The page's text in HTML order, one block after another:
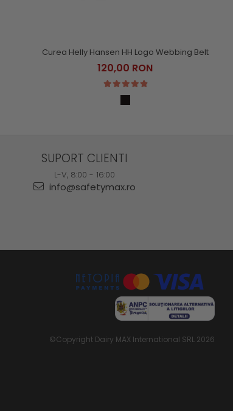
Curea Helly Hansen HH Logo Webbing Belt
120,00 RON
SUPORT CLIENTI
L-V, 8:00 - 16:00
info@safetymax.ro
©Copyright Dairy MAX International SRL 2026